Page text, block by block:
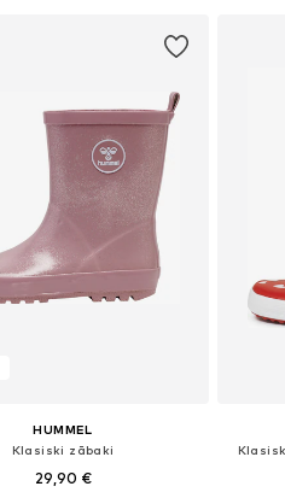
HUMMEL
Klasiski zābaki
29,90 €